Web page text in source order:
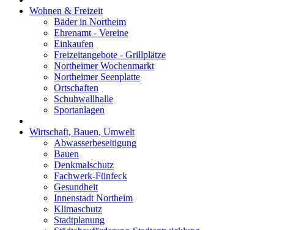
Wohnen & Freizeit
Bäder in Northeim
Ehrenamt - Vereine
Einkaufen
Freizeitangebote - Grillplätze
Northeimer Wochenmarkt
Northeimer Seenplatte
Ortschaften
Schuhwallhalle
Sportanlagen
Wirtschaft, Bauen, Umwelt
Abwasserbeseitigung
Bauen
Denkmalschutz
Fachwerk-Fünfeck
Gesundheit
Innenstadt Northeim
Klimaschutz
Stadtplanung